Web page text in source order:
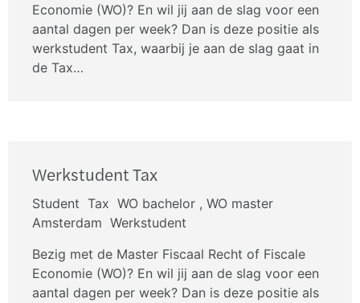
Economie (WO)? En wil jij aan de slag voor een
aantal dagen per week? Dan is deze positie als
werkstudent Tax, waarbij je aan de slag gaat in
de Tax…
Werkstudent Tax
Student Tax WO bachelor , WO master
Amsterdam Werkstudent
Bezig met de Master Fiscaal Recht of Fiscale
Economie (WO)? En wil jij aan de slag voor een
aantal dagen per week? Dan is deze positie als